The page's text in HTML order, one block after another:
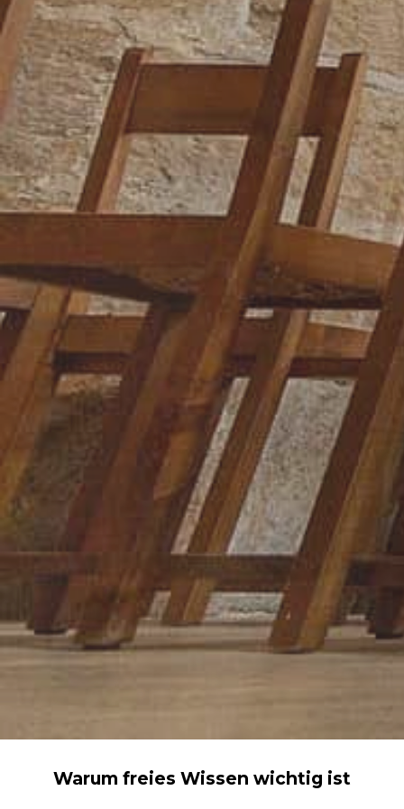
Warum freies Wissen wichtig ist